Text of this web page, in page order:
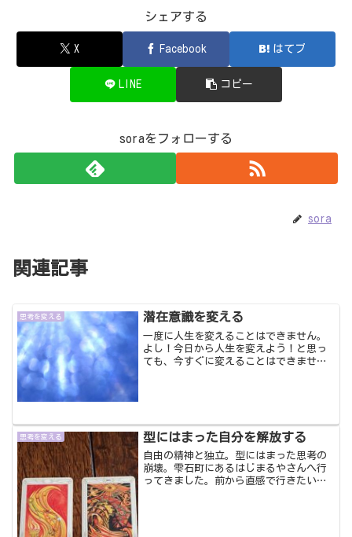
シェアする
X Facebook はてブ
LINE コピー
soraをフォローする
sora
関連記事
思考を変える 潜在意識を変える
一度に人生を変えることはできません。
よし！今日から人生を変えよう！と思っ
ても、今すぐに変えることはできません
思考を変える 型にはまった自分を解放する
自由の精神と独立。型にはまった思考の
崩壊。雫石町にあるはじまるやさんへ行
ってきました。前から直感で行きたい！